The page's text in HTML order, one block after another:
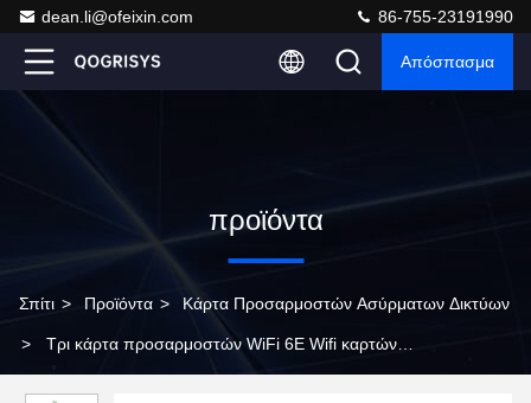
dean.li@ofeixin.com 86-755-23191990
Απόσπασμα
προϊόντα
Σπίτι > Προϊόντα > Κάρτα Προσαρμοστών Ασύρματων Δικτύων
> Τρι κάρτα προσαρμοστών WiFi 6E Wifi καρτών